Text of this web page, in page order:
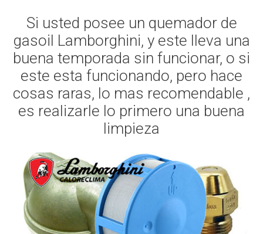
Si usted posee un quemador de
gasoil Lamborghini, y este lleva una
buena temporada sin funcionar, o si
este esta funcionando, pero hace
cosas raras, lo mas recomendable ,
es realizarle lo primero una buena
limpieza